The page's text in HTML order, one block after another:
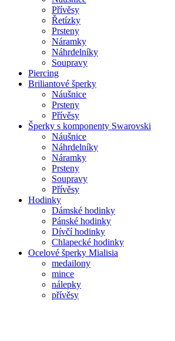
Přívěsy
Řetízky
Prsteny
Náramky
Náhrdelníky
Soupravy
Piercing
Briliantové šperky
Náušnice
Prsteny
Přívěsy
Šperky s komponenty Swarovski
Náušnice
Náhrdelníky
Náramky
Prsteny
Soupravy
Přívěsy
Hodinky
Dámské hodinky
Pánské hodinky
Dívčí hodinky
Chlapecké hodinky
Ocelové šperky Mialisia
medailony
mince
nálepky
přívěsy